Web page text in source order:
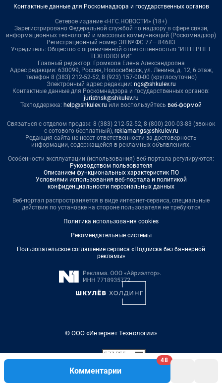
Комментарии
48
Контактные данные для Роскомнадзора и государственных органов
Сетевое издание «НГС.НОВОСТИ» (18+)
Зарегистрировано Федеральной службой по надзору в сфере связи,
информационных технологий и массовых коммуникаций (Роскомнадзор)
Регистрационный номер ЭЛ № ФС 77— 84683
Учредитель: Общество с ограниченной ответственностью "ИНТЕРНЕТ
ТЕХНОЛОГИИ"
Главный редактор: Громкова Елена Александровна
Адрес редакции: 630099, Россия, Новосибирск, ул. Ленина, д. 12, 6 этаж,
телефон 8 (383) 212-52-52, 8 (923) 157-00-00 (круглосуточно)
Электронный адрес редакции: ngs@shkulev.ru
Контактные данные для Роскомнадзора и государственных органов:
juristnsk@shkulev.ru
Техподдержка: help@shkulev.ru или воспользуйтесь веб-формой
Связаться с отделом продаж: 8 (383) 212-52-52, 8 (800) 200-03-83 (звонок
с сотового бесплатный), reklamangs@shkulev.ru
Редакция сайта не несет ответственности за достоверность
информации, содержащейся в рекламных объявлениях.
Особенности эксплуатации (использования) веб-портала регулируются:
Руководством пользователя
Описанием функциональных характеристик ПО
Условиями использования веб-портала и политикой
конфиденциальности персональных данных
Веб-портал распространяется в виде интернет-сервиса, специальные
действия по установке на стороне пользователя не требуются
Политика использования cookies
Рекомендательные системы
Пользовательское соглашение сервиса «Подписка без баннерной
рекламы»
© ООО «Интернет Технологии»